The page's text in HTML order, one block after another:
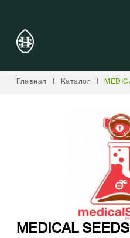
Главная Каталог
MEDICAL SEEDS